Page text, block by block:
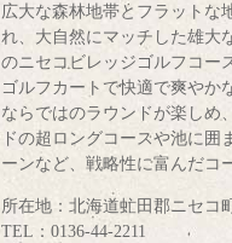
広大な森林地帯とフラットな
れ、大自然にマッチした雄大
のニセコビレッジゴルフコー
ゴルフカートで快適で爽やか
ならではのラウンドが楽しめ
ドの超ロングコースや池に囲
ーンなど、戦略性に富んだコ
所在地：北海道虻田郡ニセコ
TEL：0136-44-2211